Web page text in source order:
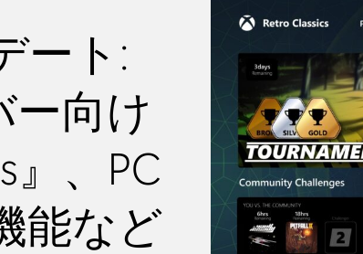
ート:
ー向け
』、PC
能など